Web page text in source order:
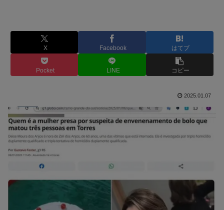
X Facebook はてブ
Pocket LINE コピー
2025.01.07